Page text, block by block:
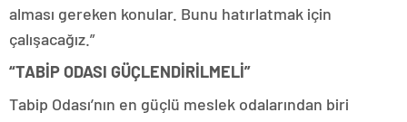
alması gereken konular. Bunu hatırlatmak için
çalışacağız.”
“TABİP ODASI GÜÇLENDİRİLMELİ”
Tabip Odası’nın en güçlü meslek odalarından biri